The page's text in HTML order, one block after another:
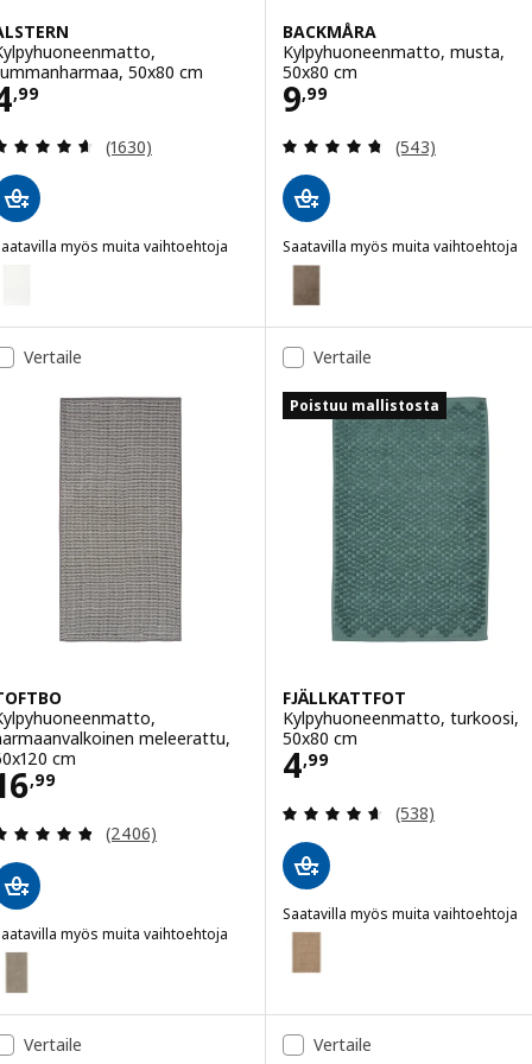
50x80 cm
,99 4,99
Arvio: 4.6 / 5 tähteä. Arvostelut yhteensä:
(1630)
myös muita vaihtoehtoja
ALSTERN, Kylpyhuoneenmatto, kirkkaansininen, 50x80
BACKMÅRA
Kylpyhuoneenmatto, musta,
50x80 cm
9,99
Hinta 9,99
Arvio: 4.7 / 5
(543)
Saatavilla myös muita vaihtoehtoja
BACKMÅRA
Vaihtoehto: BACKMÅRA,
Vaihtoehto: BACKMÅRA,
Vertaile
meleerattu,
cm
,99 16,99
Arvio: 4.8 / 5 tähteä. Arvostelut yhteensä:
(2406)
myös muita vaihtoehtoja
Vertaile
Poistuu mallistosta
FJÄLLKATTFOT
Kylpyhuoneenmatto, turkoosi,
50x80 cm
4,99
Hinta 4,99
Arvio: 4.6 / 5
(538)
Saatavilla myös muita vaihtoehtoja
FJÄLLKATTFOT
Vaihtoehto: FJÄLLKATTFOT,
Vertaile Vertaile